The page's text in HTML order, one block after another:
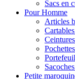
Sacs en
Pour Homme
Articles
Petite